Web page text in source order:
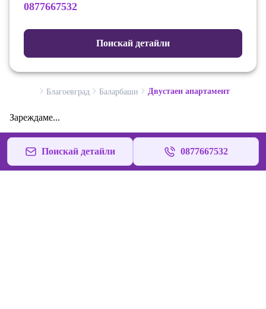
0877667532
Поискай детайли
Благоевград Баларбаши Двустаен апартамент
Зареждаме...
Поискай детайли 0877667532